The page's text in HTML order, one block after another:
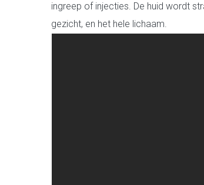
ingreep of injecties. De huid wordt
gezicht, en het hele lichaam.